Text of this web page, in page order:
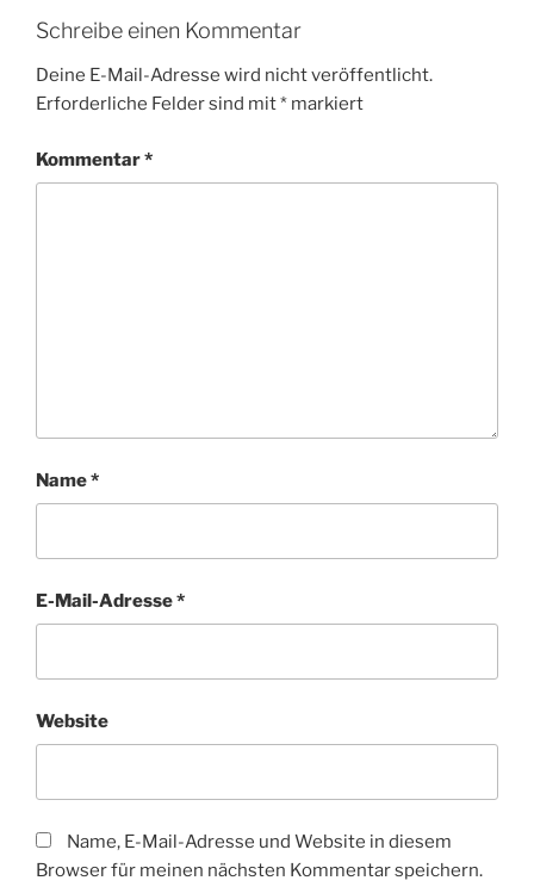
Schreibe einen Kommentar
Deine E-Mail-Adresse wird nicht veröffentlicht.
Erforderliche Felder sind mit* markiert
Kommentar*
Name*
E-Mail-Adresse*
Website
Name, E-Mail-Adresse und Website in diesem
Browser für meinen nächsten Kommentar speichern.